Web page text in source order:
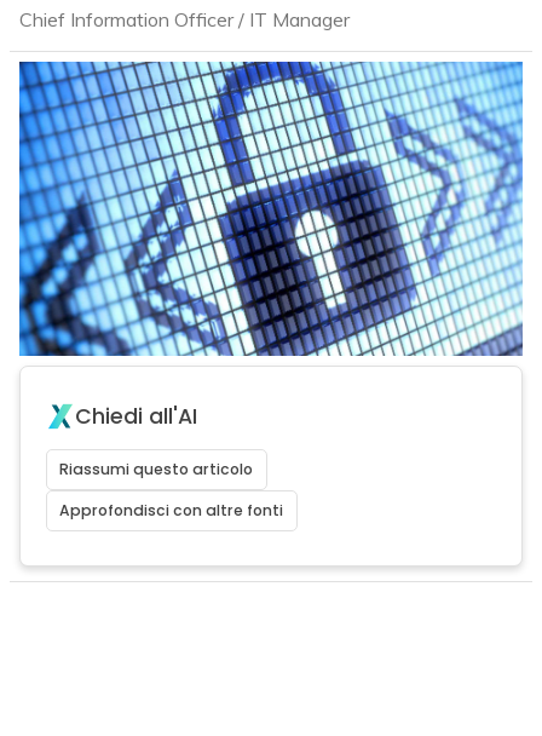
Chief Information Officer / IT Manager
Chiedi all'AI
Riassumi questo articolo
Approfondisci con altre fonti